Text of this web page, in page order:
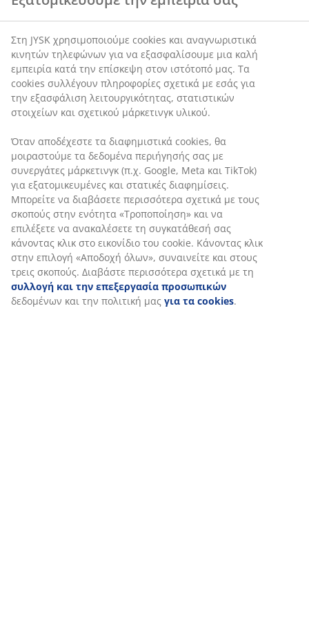
Στη JYSK χρησιμοποιούμε cookies και αναγνωριστικά
κινητών τηλεφώνων για να εξασφαλίσουμε μια καλή
εμπειρία κατά την επίσκεψη στον ιστότοπό μας. Τα
cookies συλλέγουν πληροφορίες σχετικά με εσάς για
την εξασφάλιση λειτουργικότητας, στατιστικών
στοιχείων και σχετικού μάρκετινγκ υλικού.
Όταν αποδέχεστε τα διαφημιστικά cookies, θα
μοιραστούμε τα δεδομένα περιήγησής σας με
συνεργάτες μάρκετινγκ (π.χ. Google, Meta και TikTok)
για εξατομικευμένες και στατικές διαφημίσεις.
Μπορείτε να διαβάσετε περισσότερα σχετικά με τους
σκοπούς στην ενότητα «Τροποποίηση» και να
επιλέξετε να ανακαλέσετε τη συγκατάθεσή σας
κάνοντας κλικ στο εικονίδιο του cookie. Κάνοντας κλικ
στην επιλογή «Αποδοχή όλων», συναινείτε και στους
τρεις σκοπούς. Διαβάστε περισσότερα σχετικά με τη
συλλογή και την επεξεργασία προσωπικών
δεδομένων και την πολιτική μας για τα cookies.